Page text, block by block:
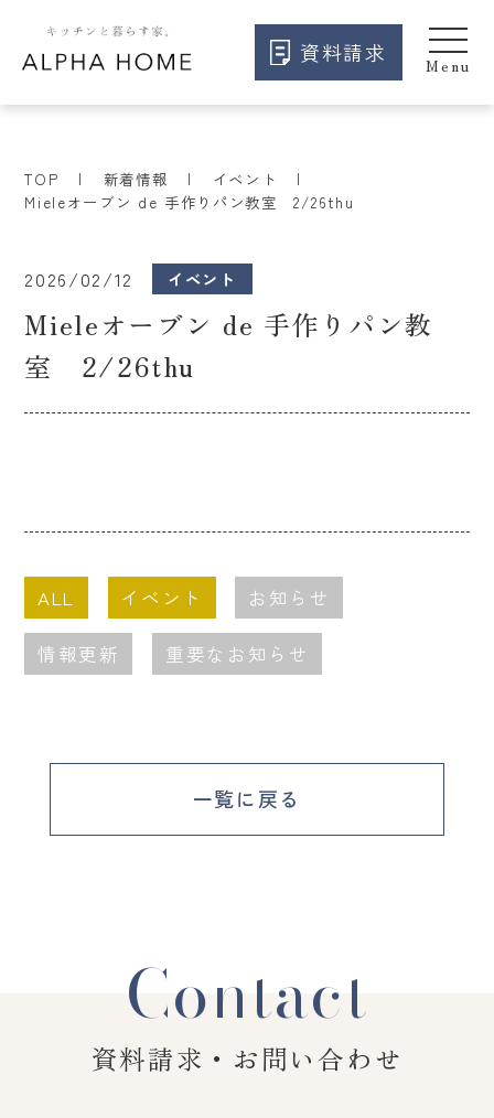
資料請求
TOP 新着情報
イベント
Mieleオーブン de 手作りパン教室 2/26thu
2026/02/12 イベント
Mieleオーブン de 手作りパン教
室 2/26thu
ALL イベント お知らせ
情報更新 重要なお知らせ
一覧に戻る
Contact
資料請求・お問い合わせ